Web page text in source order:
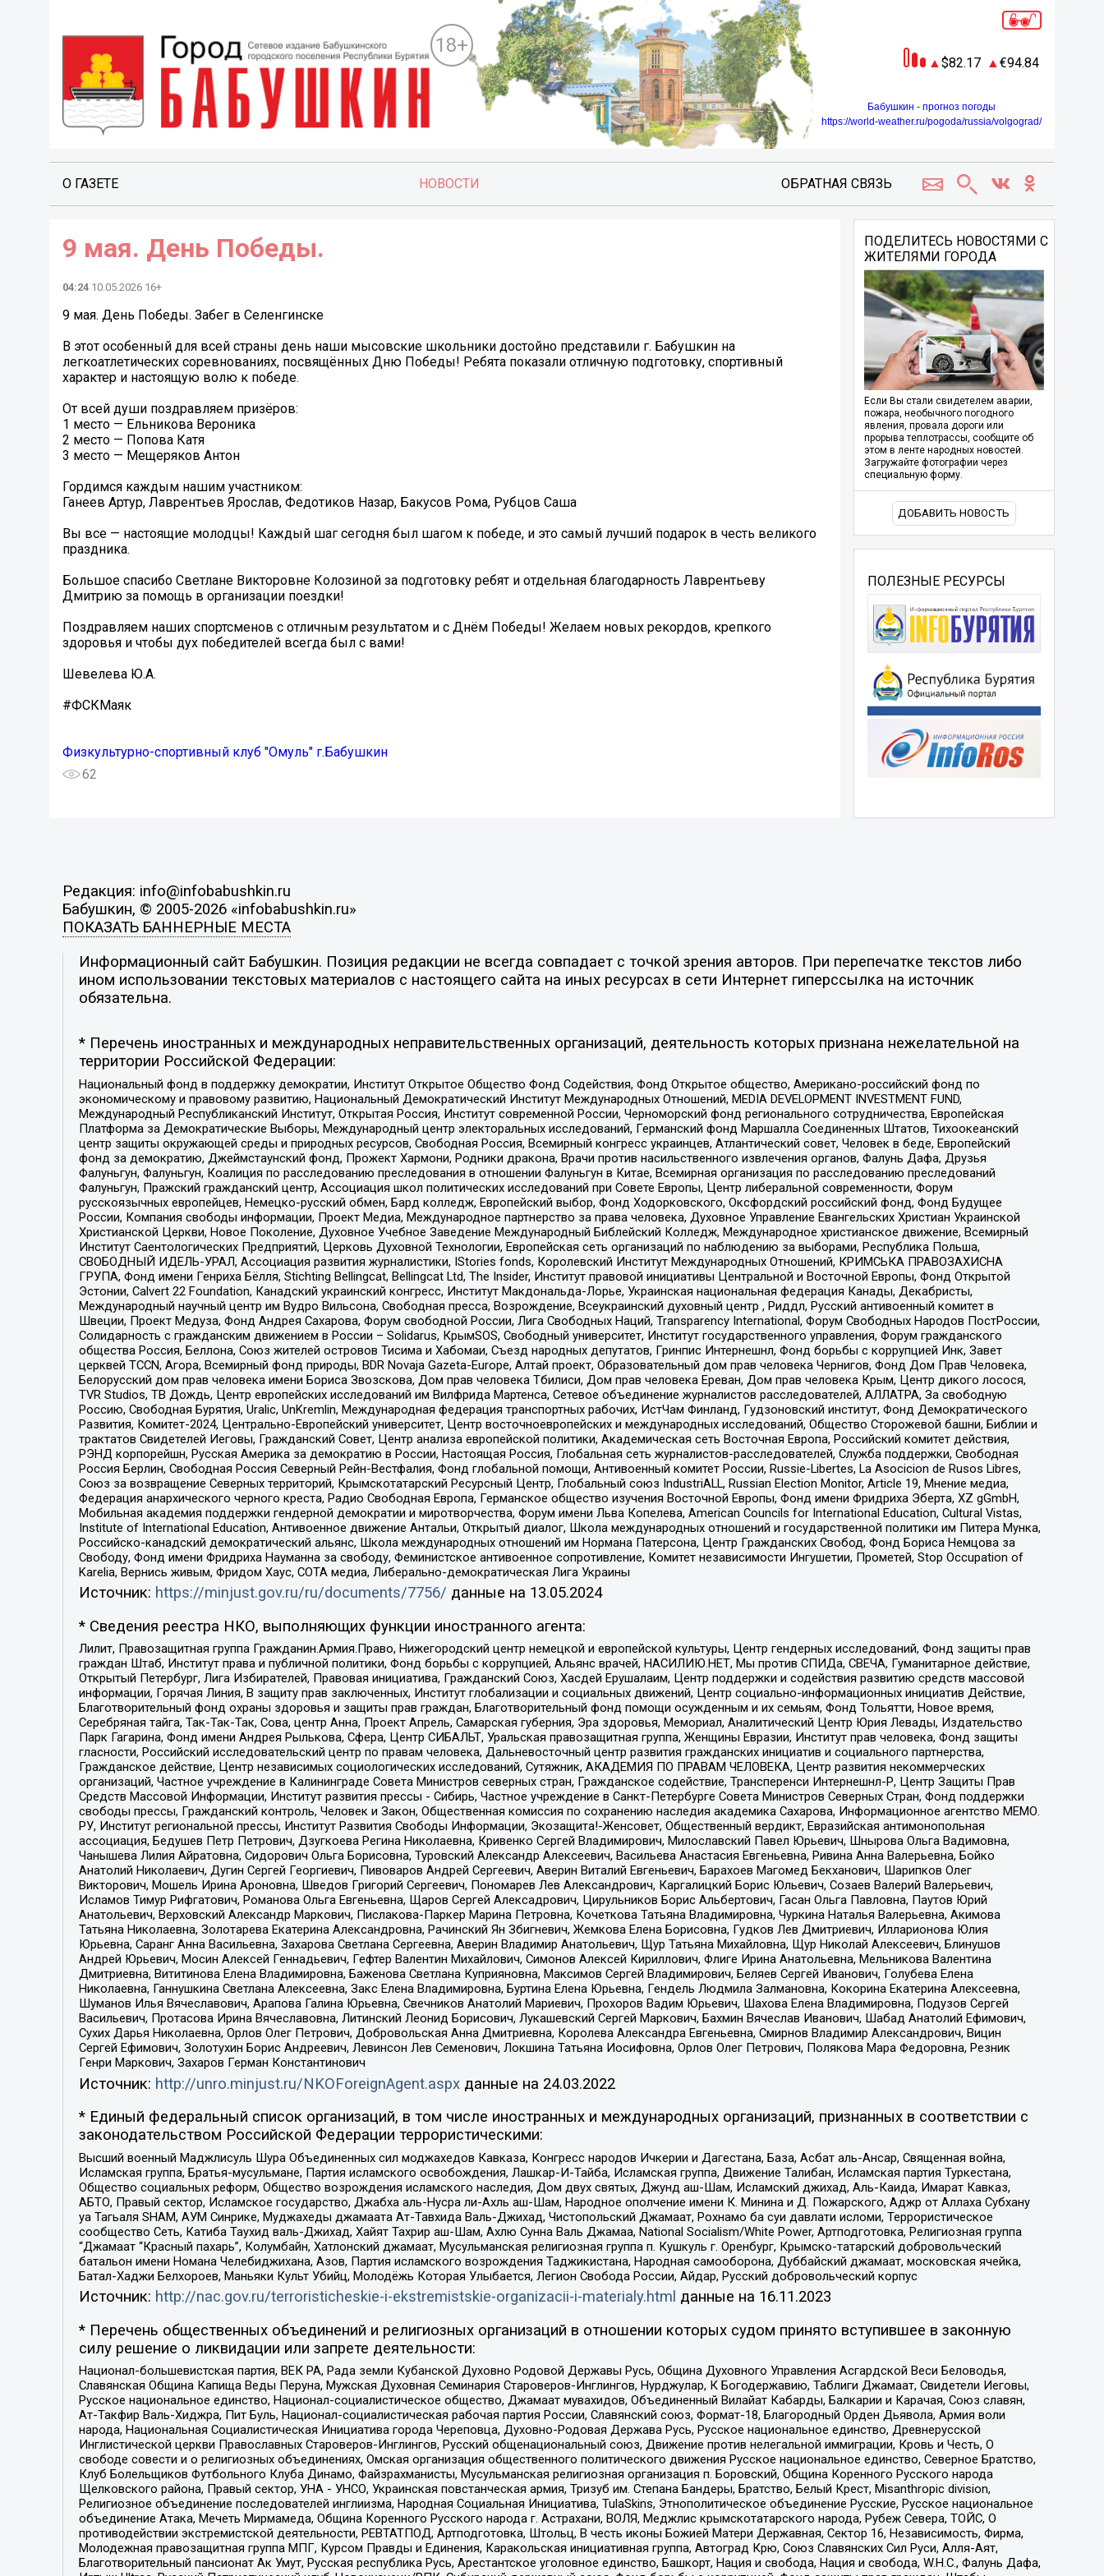
18+
82.17 94.84
Бабушкин - прогноз погоды
https://world-weather.ru/pogoda/russia/volgograd/
О ГАЗЕТЕ НОВОСТИ ОБРАТНАЯ СВЯЗЬ
9 мая. День Победы.
04:24 10.05.2026 16+
9 мая. День Победы. Забег в Селенгинске
В этот особенный для всей страны день наши мысовские школьники достойно представили г. Бабушкин на
легкоатлетических соревнованиях, посвящённых Дню Победы! Ребята показали отличную подготовку, спортивный
характер и настоящую волю к победе.
От всей души поздравляем призёров:
1 место — Ельникова Вероника
2 место — Попова Катя
3 место — Мещеряков Антон
Гордимся каждым нашим участником:
Ганеев Артур, Лаврентьев Ярослав, Федотиков Назар, Бакусов Рома, Рубцов Саша
Вы все — настоящие молодцы! Каждый шаг сегодня был шагом к победе, и это самый лучший подарок в честь великого
праздника. ️
Большое спасибо Светлане Викторовне Колозиной за подготовку ребят и отдельная благодарность Лаврентьеву
Дмитрию за помощь в организации поездки!
Поздравляем наших спортсменов с отличным результатом и с Днём Победы! Желаем новых рекордов, крепкого
здоровья и чтобы дух победителей всегда был с вами!
Шевелева Ю.А.
#ФСКМаяк
Физкультурно-спортивный клуб "Омуль" г.Бабушкин
62
ПОДЕЛИТЕСЬ НОВОСТЯМИ С
ЖИТЕЛЯМИ ГОРОДА
Если Вы стали свидетелем аварии,
пожара, необычного погодного
явления, провала дороги или
прорыва теплотрассы, сообщите об
этом в ленте народных новостей.
Загружайте фотографии через
специальную форму.
ДОБАВИТЬ НОВОСТЬ
ПОЛЕЗНЫЕ РЕСУРСЫ
Редакция: info@infobabushkin.ru
Бабушкин, © 2005-2026 «infobabushkin.ru»
ПОКАЗАТЬ БАННЕРНЫЕ МЕСТА
Информационный сайт Бабушкин. Позиция редакции не всегда совпадает с точкой зрения авторов. При перепечатке текстов либо
ином использовании текстовых материалов с настоящего сайта на иных ресурсах в сети Интернет гиперссылка на источник
обязательна.
* Перечень иностранных и международных неправительственных организаций, деятельность которых признана нежелательной на
территории Российской Федерации:
Национальный фонд в поддержку демократии, Институт Открытое Общество Фонд Содействия, Фонд Открытое общество, Американо-российский фонд по
экономическому и правовому развитию, Национальный Демократический Институт Международных Отношений, MEDIA DEVELOPMENT INVESTMENT FUND,
Международный Республиканский Институт, Открытая Россия, Институт современной России, Черноморский фонд регионального сотрудничества, Европейская
Платформа за Демократические Выборы, Международный центр электоральных исследований, Германский фонд Маршалла Соединенных Штатов, Тихоокеанский
центр защиты окружающей среды и природных ресурсов, Свободная Россия, Всемирный конгресс украинцев, Атлантический совет, Человек в беде, Европейский
фонд за демократию, Джеймстаунский фонд, Прожект Хармони, Родники дракона, Врачи против насильственного извлечения органов, Фалунь Дафа, Друзья
Фалуньгун, Фалуньгун, Коалиция по расследованию преследования в отношении Фалуньгун в Китае, Всемирная организация по расследованию преследований
Фалуньгун, Пражский гражданский центр, Ассоциация школ политических исследований при Совете Европы, Центр либеральной современности, Форум
русскоязычных европейцев, Немецко-русский обмен, Бард колледж, Европейский выбор, Фонд Ходорковского, Оксфордский российский фонд, Фонд Будущее
России, Компания свободы информации, Проект Медиа, Международное партнерство за права человека, Духовное Управление Евангельских Христиан Украинской
Христианской Церкви, Новое Поколение, Духовное Учебное Заведение Международный Библейский Колледж, Международное христианское движение, Всемирный
Институт Саентологических Предприятий, Церковь Духовной Технологии, Европейская сеть организаций по наблюдению за выборами, Республика Польша,
СВОБОДНЫЙ ИДЕЛЬ-УРАЛ, Ассоциация развития журналистики, IStories fonds, Королевский Институт Международных Отношений, КРИМСЬКА ПРАВОЗАХИСНА
ГРУПА, Фонд имени Генриха Бёлля, Stichting Bellingcat, Bellingcat Ltd, The Insider, Институт правовой инициативы Центральной и Восточной Европы, Фонд Открытой
Эстонии, Calvert 22 Foundation, Канадский украинский конгресс, Институт Макдональда-Лорье, Украинская национальная федерация Канады, Декабристы,
Международный научный центр им Вудро Вильсона, Свободная пресса, Возрождение, Всеукраинский духовный центр , Риддл, Русский антивоенный комитет в
Швеции, Проект Медуза, Фонд Андрея Сахарова, Форум свободной России, Лига Свободных Наций, Transparеncy International, Форум Свободных Народов ПостРоссии,
Солидарность с гражданским движением в России – Solidarus, КрымSOS, Свободный университет, Институт государственного управления, Форум гражданского
общества Россия, Беллона, Союз жителей островов Тисима и Хабомаи, Съезд народных депутатов, Гринпис Интернешнл, Фонд борьбы с коррупцией Инк, Завет
церквей TCCN, Агора, Всемирный фонд природы, BDR Novaja Gazeta-Europe, Алтай проект, Образовательный дом прав человека Чернигов, Фонд Дом Прав Человека,
Белорусский дом прав человека имени Бориса Звозскова, Дом прав человека Тбилиси, Дом прав человека Ереван, Дом прав человека Крым, Центр дикого лосося,
TVR Studios, ТВ Дождь, Центр европейских исследований им Вилфрида Мартенса, Сетевое объединение журналистов расследователей, АЛЛАТРА, За свободную
Россию, Свободная Бурятия, Uralic, UnKremlin, Международная федерация транспортных рабочих, ИстЧам Финланд, Гудзоновский институт, Фонд Демократического
Развития, Комитет-2024, Центрально-Европейский университет, Центр восточноевропейских и международных исследований, Общество Сторожевой башни, Библии и
трактатов Свидетелей Иеговы, Гражданский Совет, Центр анализа европейской политики, Академическая сеть Восточная Европа, Российский комитет действия,
РЭНД корпорейшн, Русская Америка за демократию в России, Настоящая Россия, Глобальная сеть журналистов-расследователей, Служба поддержки, Свободная
Россия Берлин, Свободная Россия Северный Рейн-Вестфалия, Фонд глобальной помощи, Антивоенный комитет России, Russie-Libertes, La Asocicion de Rusos Libres,
Союз за возвращение Северных территорий, Крымскотатарский Ресурсный Центр, Глобальный союз IndustriALL, Russian Election Monitor, Article 19, Мнение медиа,
Федерация анархического черного креста, Радио Свободная Европа, Германское общество изучения Восточной Европы, Фонд имени Фридриха Эберта, XZ gGmbH,
Мобильная академия поддержки гендерной демократии и миротворчества, Форум имени Льва Копелева, American Councils for International Education, Cultural Vistas,
Institute of International Education, Антивоенное движение Антальи, Открытый диалог, Школа международных отношений и государственной политики им Питера Мунка,
Российско-канадский демократический альянс, Школа международных отношений им Нормана Патерсона, Центр Гражданских Свобод, Фонд Бориса Немцова за
Свободу, Фонд имени Фридриха Науманна за свободу, Феминистское антивоенное сопротивление, Комитет независимости Ингушетии, Прометей, Stop Occupation of
Karelia, Вернись живым, Фридом Хаус, СОТА медиа, Либерально-демократическая Лига Украины
Источник: https://minjust.gov.ru/ru/documents/7756/ данные на 13.05.2024
* Сведения реестра НКО, выполняющих функции иностранного агента:
Лилит, Правозащитная группа Гражданин.Армия.Право, Нижегородский центр немецкой и европейской культуры, Центр гендерных исследований, Фонд защиты прав
граждан Штаб, Институт права и публичной политики, Фонд борьбы с коррупцией, Альянс врачей, НАСИЛИЮ.НЕТ, Мы против СПИДа, СВЕЧА, Гуманитарное действие,
Открытый Петербург, Лига Избирателей, Правовая инициатива, Гражданский Союз, Хасдей Ерушалаим, Центр поддержки и содействия развитию средств массовой
информации, Горячая Линия, В защиту прав заключенных, Институт глобализации и социальных движений, Центр социально-информационных инициатив Действие,
Благотворительный фонд охраны здоровья и защиты прав граждан, Благотворительный фонд помощи осужденным и их семьям, Фонд Тольятти, Новое время,
Серебряная тайга, Так-Так-Так, Сова, центр Анна, Проект Апрель, Самарская губерния, Эра здоровья, Мемориал, Аналитический Центр Юрия Левады, Издательство
Парк Гагарина, Фонд имени Андрея Рылькова, Сфера, Центр СИБАЛЬТ, Уральская правозащитная группа, Женщины Евразии, Институт прав человека, Фонд защиты
гласности, Российский исследовательский центр по правам человека, Дальневосточный центр развития гражданских инициатив и социального партнерства,
Гражданское действие, Центр независимых социологических исследований, Сутяжник, АКАДЕМИЯ ПО ПРАВАМ ЧЕЛОВЕКА, Центр развития некоммерческих
организаций, Частное учреждение в Калининграде Совета Министров северных стран, Гражданское содействие, Трансперенси Интернешнл-Р, Центр Защиты Прав
Средств Массовой Информации, Институт развития прессы - Сибирь, Частное учреждение в Санкт-Петербурге Совета Министров Северных Стран, Фонд поддержки
свободы прессы, Гражданский контроль, Человек и Закон, Общественная комиссия по сохранению наследия академика Сахарова, Информационное агентство МЕМО.
РУ, Институт региональной прессы, Институт Развития Свободы Информации, Экозащита!-Женсовет, Общественный вердикт, Евразийская антимонопольная
ассоциация, Бедушев Петр Петрович, Дзугкоева Регина Николаевна, Кривенко Сергей Владимирович, Милославский Павел Юрьевич, Шнырова Ольга Вадимовна,
Чанышева Лилия Айратовна, Сидорович Ольга Борисовна, Туровский Александр Алексеевич, Васильева Анастасия Евгеньевна, Ривина Анна Валерьевна, Бойко
Анатолий Николаевич, Дугин Сергей Георгиевич, Пивоваров Андрей Сергеевич, Аверин Виталий Евгеньевич, Барахоев Магомед Бекханович, Шарипков Олег
Викторович, Мошель Ирина Ароновна, Шведов Григорий Сергеевич, Пономарев Лев Александрович, Каргалицкий Борис Юльевич, Созаев Валерий Валерьевич,
Исламов Тимур Рифгатович, Романова Ольга Евгеньевна, Щаров Сергей Алексадрович, Цирульников Борис Альбертович, Гасан Ольга Павловна, Паутов Юрий
Анатольевич, Верховский Александр Маркович, Пислакова-Паркер Марина Петровна, Кочеткова Татьяна Владимировна, Чуркина Наталья Валерьевна, Акимова
Татьяна Николаевна, Золотарева Екатерина Александровна, Рачинский Ян Збигневич, Жемкова Елена Борисовна, Гудков Лев Дмитриевич, Илларионова Юлия
Юрьевна, Саранг Анна Васильевна, Захарова Светлана Сергеевна, Аверин Владимир Анатольевич, Щур Татьяна Михайловна, Щур Николай Алексеевич, Блинушов
Андрей Юрьевич, Мосин Алексей Геннадьевич, Гефтер Валентин Михайлович, Симонов Алексей Кириллович, Флиге Ирина Анатольевна, Мельникова Валентина
Дмитриевна, Вититинова Елена Владимировна, Баженова Светлана Куприяновна, Максимов Сергей Владимирович, Беляев Сергей Иванович, Голубева Елена
Николаевна, Ганнушкина Светлана Алексеевна, Закс Елена Владимировна, Буртина Елена Юрьевна, Гендель Людмила Залмановна, Кокорина Екатерина Алексеевна,
Шуманов Илья Вячеславович, Арапова Галина Юрьевна, Свечников Анатолий Мариевич, Прохоров Вадим Юрьевич, Шахова Елена Владимировна, Подузов Сергей
Васильевич, Протасова Ирина Вячеславовна, Литинский Леонид Борисович, Лукашевский Сергей Маркович, Бахмин Вячеслав Иванович, Шабад Анатолий Ефимович,
Сухих Дарья Николаевна, Орлов Олег Петрович, Добровольская Анна Дмитриевна, Королева Александра Евгеньевна, Смирнов Владимир Александрович, Вицин
Сергей Ефимович, Золотухин Борис Андреевич, Левинсон Лев Семенович, Локшина Татьяна Иосифовна, Орлов Олег Петрович, Полякова Мара Федоровна, Резник
Генри Маркович, Захаров Герман Константинович
Источник: http://unro.minjust.ru/NKOForeignAgent.aspxданные на 24.03.2022
* Единый федеральный список организаций, в том числе иностранных и международных организаций, признанных в соответствии с
законодательством Российской Федерации террористическими:
Высший военный Маджлисуль Шура Объединенных сил моджахедов Кавказа, Конгресс народов Ичкерии и Дагестана, База, Асбат аль-Ансар, Священная война,
Исламская группа, Братья-мусульмане, Партия исламского освобождения, Лашкар-И-Тайба, Исламская группа, Движение Талибан, Исламская партия Туркестана,
Общество социальных реформ, Общество возрождения исламского наследия, Дом двух святых, Джунд аш-Шам, Исламский джихад, Аль-Каида, Имарат Кавказ,
АБТО, Правый сектор, Исламское государство, Джабха аль-Нусра ли-Ахль аш-Шам, Народное ополчение имени К. Минина и Д. Пожарского, Аджр от Аллаха Субхану
уа Тагьаля SHAM, АУМ Синрике, Муджахеды джамаата Ат-Тавхида Валь-Джихад, Чистопольский Джамаат, Рохнамо ба суи давлати исломи, Террористическое
сообщество Сеть, Катиба Таухид валь-Джихад, Хайят Тахрир аш-Шам, Ахлю Сунна Валь Джамаа, National Socialism/White Power, Артподготовка, Религиозная группа
“Джамаат “Красный пахарь”, Колумбайн, Хатлонский джамаат, Мусульманская религиозная группа п. Кушкуль г. Оренбург, Крымско-татарский добровольческий
батальон имени Номана Челебиджихана, Азов, Партия исламского возрождения Таджикистана, Народная самооборона, Дуббайский джамаат, московская ячейка,
Батал-Хаджи Белхороев, Маньяки Культ Убийц, Молодёжь Которая Улыбается, Легион Свобода России, Айдар, Русский добровольческий корпус
Источник: http://nac.gov.ru/terroristicheskie-i-ekstremistskie-organizacii-i-materialy.html данные на 16.11.2023
* Перечень общественных объединений и религиозных организаций в отношении которых судом принято вступившее в законную
силу решение о ликвидации или запрете деятельности:
Национал-большевистская партия, ВЕК РА, Рада земли Кубанской Духовно Родовой Державы Русь, Община Духовного Управления Асгардской Веси Беловодья,
Славянская Община Капища Веды Перуна, Мужская Духовная Семинария Староверов-Инглингов, Нурджулар, К Богодержавию, Таблиги Джамаат, Свидетели Иеговы,
Русское национальное единство, Национал-социалистическое общество, Джамаат мувахидов, Объединенный Вилайат Кабарды, Балкарии и Карачая, Союз славян,
Ат-Такфир Валь-Хиджра, Пит Буль, Национал-социалистическая рабочая партия России, Славянский союз, Формат-18, Благородный Орден Дьявола, Армия воли
народа, Национальная Социалистическая Инициатива города Череповца, Духовно-Родовая Держава Русь, Русское национальное единство, Древнерусской
Инглистической церкви Православных Староверов-Инглингов, Русский общенациональный союз, Движение против нелегальной иммиграции, Кровь и Честь, О
свободе совести и о религиозных объединениях, Омская организация общественного политического движения Русское национальное единство, Северное Братство,
Клуб Болельщиков Футбольного Клуба Динамо, Файзрахманисты, Мусульманская религиозная организация п. Боровский, Община Коренного Русского народа
Щелковского района, Правый сектор, УНА - УНСО, Украинская повстанческая армия, Тризуб им. Степана Бандеры, Братство, Белый Крест, Misanthropic division,
Религиозное объединение последователей инглиизма, Народная Социальная Инициатива, TulaSkins, Этнополитическое объединение Русские, Русское национальное
объединение Атака, Мечеть Мирмамеда, Община Коренного Русского народа г. Астрахани, ВОЛЯ, Меджлис крымскотатарского народа, Рубеж Севера, ТОЙС, О
противодействии экстремистской деятельности, РЕВТАТПОД, Артподготовка, Штольц, В честь иконы Божией Матери Державная, Сектор 16, Независимость, Фирма,
Молодежная правозащитная группа МПГ, Курсом Правды и Единения, Каракольская инициативная группа, Автоград Крю, Союз Славянских Сил Руси, Алля-Аят,
Благотворительный пансионат Ак Умут, Русская республика Русь, Арестантское уголовное единство, Башкорт, Нация и свобода, Нация и свобода, W.H.С., Фалунь Дафа,